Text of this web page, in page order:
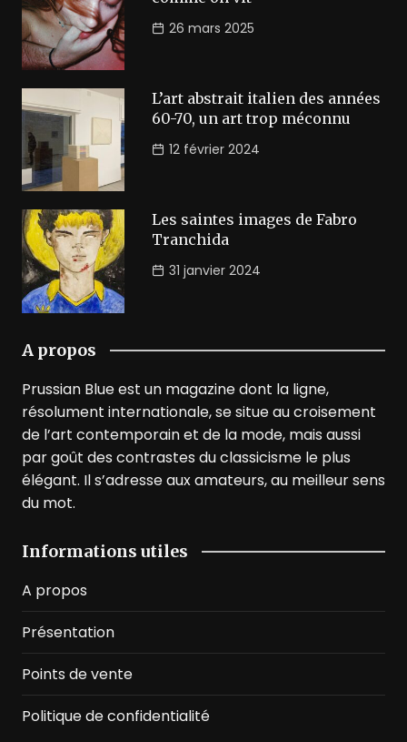
26 mars 2025
L’art abstrait italien des années
60-70, un art trop méconnu
12 février 2024
Les saintes images de Fabro
Tranchida
31 janvier 2024
A propos
Prussian Blue est un magazine dont la ligne,
résolument internationale, se situe au croisement
de l’art contemporain et de la mode, mais aussi
par goût des contrastes du classicisme le plus
élégant. Il s’adresse aux amateurs, au meilleur sens
du mot.
Informations utiles
A propos
Présentation
Points de vente
Politique de confidentialité